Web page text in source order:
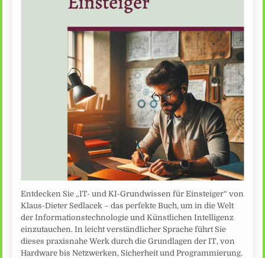
Entdecken Sie „IT- und KI-Grundwissen für Einsteiger“ von
Klaus-Dieter Sedlacek – das perfekte Buch, um in die Welt
der Informationstechnologie und Künstlichen Intelligenz
einzutauchen. In leicht verständlicher Sprache führt Sie
dieses praxisnahe Werk durch die Grundlagen der IT, von
Hardware bis Netzwerken, Sicherheit und Programmierung.